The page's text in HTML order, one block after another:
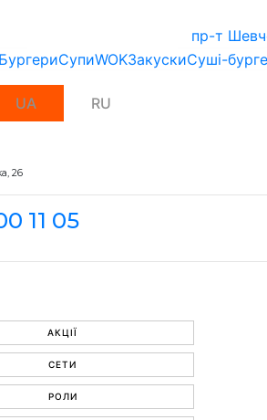
пр-т
БургериСупиWOKЗакускиСуші-
UA RU
26
11 05
АКЦІЇ
СЕТИ
РОЛИ